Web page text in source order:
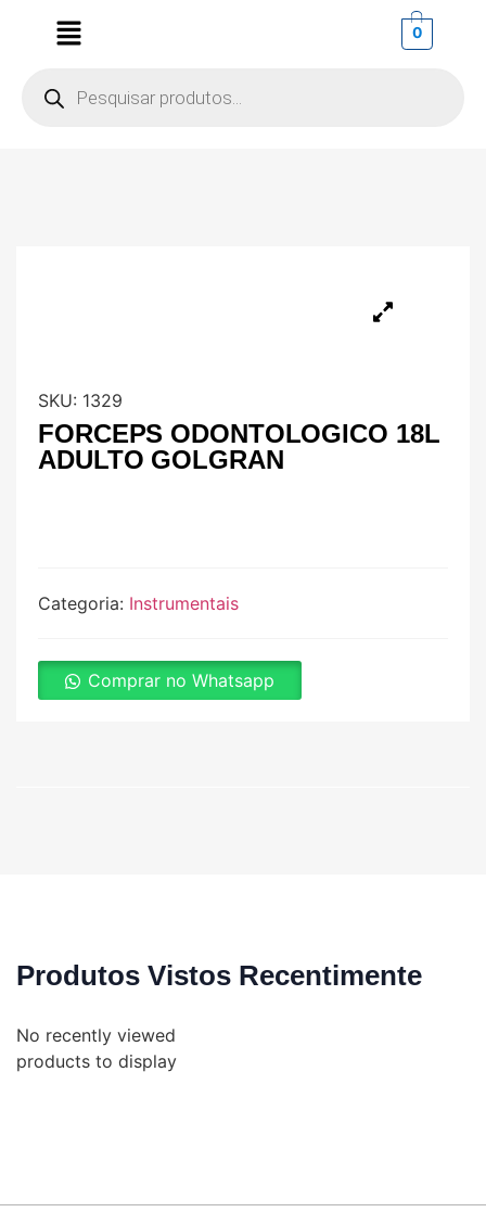
0
SKU: 1329
FORCEPS ODONTOLOGICO 18L
ADULTO GOLGRAN
Categoria: Instrumentais
Comprar no Whatsapp
Produtos Vistos Recentimente
No recently viewed
products to display